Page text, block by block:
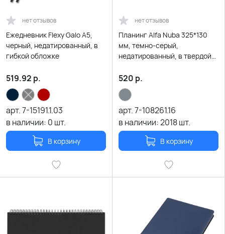
нет отзывов
Ежедневник Flexy Galo А5,
черный, недатированный, в
гибкой обложке
519.92 р.
арт.7-15191.1.03
в наличии: 0 шт.
В корзину
нет отзывов
Планинг Alfa Nuba 325*130
мм, темно-серый,
недатированный, в твердой
520 р.
арт.7-108261.16
в наличии:2018шт.
В корзину